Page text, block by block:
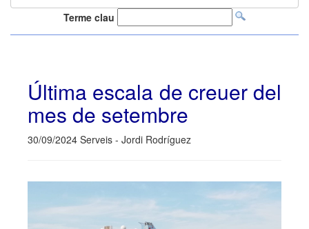
Terme clau
Última escala de creuer del
mes de setembre
30/09/2024 Serveis - Jordi Rodríguez